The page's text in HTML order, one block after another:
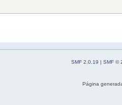
SMF 2.0.19 | SMF ©
Página